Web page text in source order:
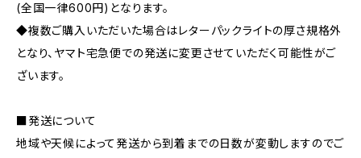
(全国一律600円)となります。
◆複数ご購入いただいた場合はレターパックライトの厚さ規格外
となり、ヤマト宅急便での発送に変更させていただく可能性がご
ざいます。
■発送について
地域や天候によって発送から到着までの日数が変動しますのでご